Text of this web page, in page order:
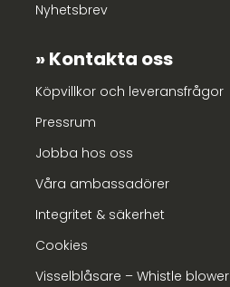
Nyhetsbrev
Kontakta oss
Köpvillkor och leveransfrågor
Pressrum
Jobba hos oss
Våra ambassadörer
Integritet & säkerhet
Cookies
Visselblåsare – Whistle blower